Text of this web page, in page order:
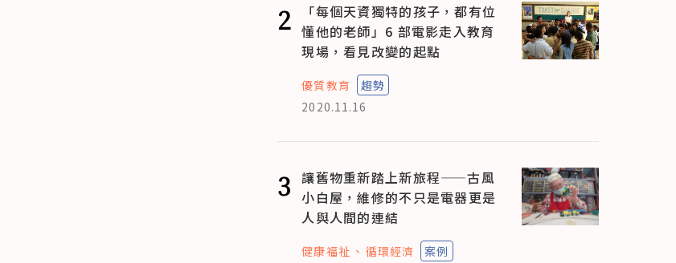
2
「每個天資獨特的孩子，都有位
懂他的老師」6 部電影走入教育
現場，看見改變的起點
優質教育
趨勢
2020.11.16
3
讓舊物重新踏上新旅程——古風
小白屋，維修的不只是電器更是
人與人間的連結
健康福祉 循環經濟
案例